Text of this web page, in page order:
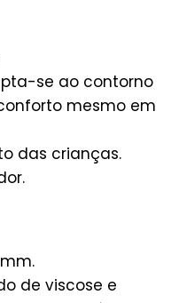
se ao contorno
mesmo em
das crianças.
de viscose e